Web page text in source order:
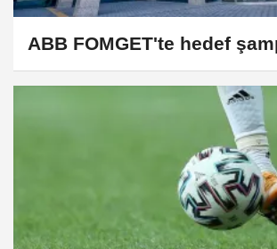
ABB FOMGET'te hedef